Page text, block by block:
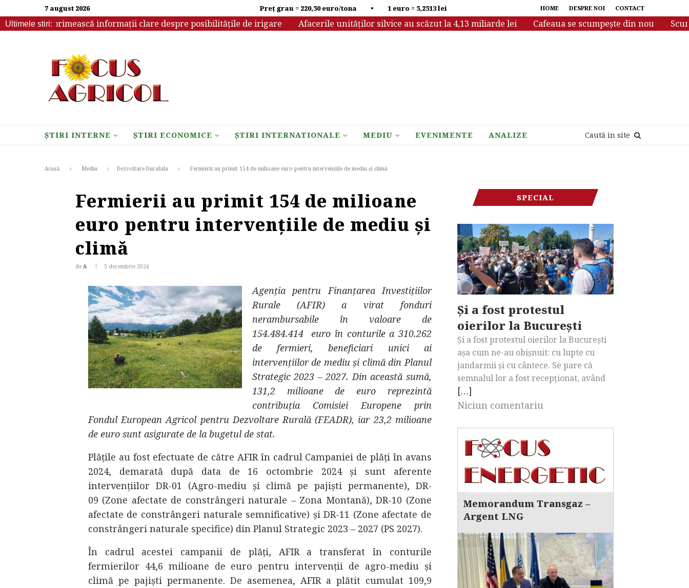
7 august 2026 Preț grau = 220,50 euro/tona • 1 euro = 5,2513 lei HOME DESPRE NOI CONTACT
Ultimele stiri:
să primească informații clare despre posibilitățile de irigare Afacerile unităților silvice au scăzut la 4,13 miliarde lei Cafeaua se scumpește din nou
ȘTIRI INTERNE ȘTIRI ECONOMICE ȘTIRI INTERNATIONALE MEDIU EVENIMENTE ANALIZE Caută in site
Acasă Mediu Dezvoltare Durabila Fermierii au primit 154 de milioane euro pentru intervențiile de mediu și climă
Fermierii au primit 154 de milioane
euro pentru intervențiile de mediu și
climă
de A 5 decembrie 2024
Agenția pentru Finanțarea Investițiilor
Rurale (AFIR) a virat fonduri
nerambursabile în valoare de
154.484.414 euro în conturile a 310.262
de fermieri, beneficiari unici ai
intervențiilor de mediu și climă din Planul
Strategic 2023 – 2027. Din această sumă,
131,2 milioane de euro reprezintă
contribuția Comisiei Europene prin
Fondul European Agricol pentru Dezvoltare Rurală (FEADR), iar 23,2 milioane
de euro sunt asigurate de la bugetul de stat.
Plățile au fost efectuate de către AFIR în cadrul Campaniei de plăți în avans
2024, demarată după data de 16 octombrie 2024 și sunt aferente
intervențiilor DR-01 (Agro-mediu și climă pe pajiști permanente), DR-
09 (Zone afectate de constrângeri naturale – Zona Montană), DR-10 (Zone
afectate de constrângeri naturale semnificative) și DR-11 (Zone afectate de
constrângeri naturale specifice) din Planul Strategic 2023 – 2027 (PS 2027).
În cadrul acestei campanii de plăți, AFIR a transferat în conturile
fermierilor 44,6 milioane de euro pentru intervenții de agro-mediu și
climă pe pajiști permanente. De asemenea, AFIR a plătit cumulat 109,9
SPECIAL
Și a fost protestul
oierilor la București
Și a fost protestul oierilor la București
așa cum ne-au obișnuit: cu lupte cu
jandarmii și cu cântece. Se pare că
semnalul lor a fost recepționat, având
[…]
Niciun comentariu
Memorandum Transgaz –
Argent LNG